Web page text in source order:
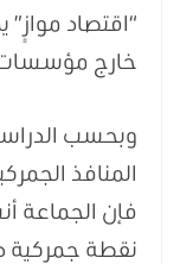
“اقتصاد
خارج مؤسسات
وبحسب
المنافذ
نقطة جمركية